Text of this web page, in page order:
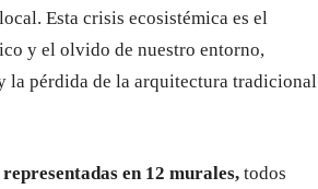
Esta crisis ecosistémica es el
y el olvido de nuestro entorno,
la pérdida de la arquitectura tradicional
representadas en 12 murales, todos